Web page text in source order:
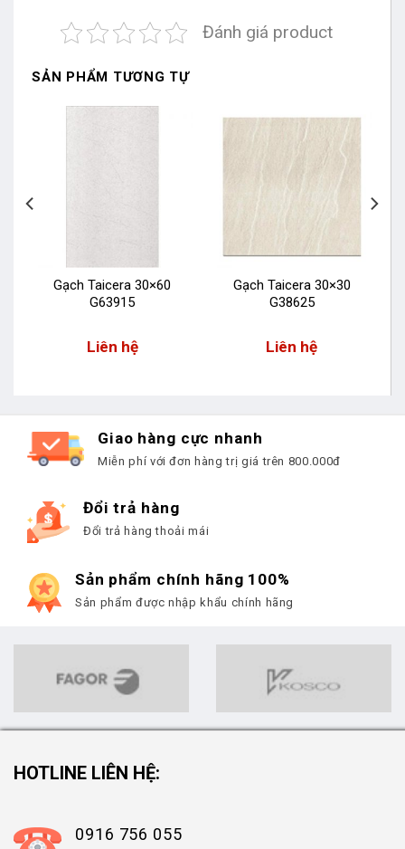
Đánh giá product
SẢN PHẨM TƯƠNG TỰ
Gạch Taicera 30×60
G63915
Liên hệ
Gạch Taicera 30×30
G38625
Liên hệ
Giao hàng cực nhanh
Miễn phí với đơn hàng trị giá trên 800.000đ
Đổi trả hàng
Đổi trả hàng thoải mái
Sản phẩm chính hãng 100%
Sản phẩm được nhập khẩu chính hãng
HOTLINE LIÊN HỆ:
0916 756 055